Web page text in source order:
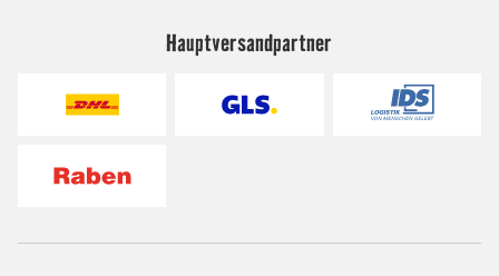
Hauptversandpartner